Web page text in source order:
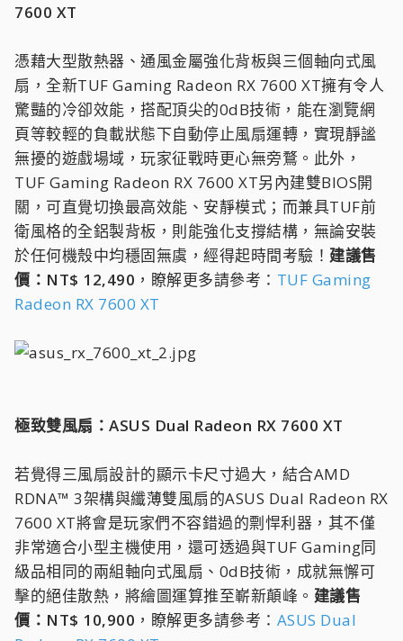
7600 XT
憑藉大型散熱器、通風金屬強化背板與三個軸向式風
扇，全新TUF Gaming Radeon RX 7600 XT擁有令人
驚豔的冷卻效能，搭配頂尖的0dB技術，能在瀏覽網
頁等較輕的負載狀態下自動停止風扇運轉，實現靜謐
無擾的遊戲場域，玩家征戰時更心無旁鶩。此外，
TUF Gaming Radeon RX 7600 XT另內建雙BIOS開
關，可直覺切換最高效能、安靜模式；而兼具TUF前
衛風格的全鋁製背板，則能強化支撐結構，無論安裝
於任何機殼中均穩固無虞，經得起時間考驗！ 建議售
價：NT$ 12,490 ，瞭解更多請參考： TUF Gaming
Radeon RX 7600 XT
極致雙風扇：ASUS Dual Radeon RX 7600 XT
若覺得三風扇設計的顯示卡尺寸過大，結合AMD
RDNA™ 3架構與纖薄雙風扇的ASUS Dual Radeon RX
7600 XT將會是玩家們不容錯過的剽悍利器，其不僅
非常適合小型主機使用，還可透過與TUF Gaming同
級品相同的兩組軸向式風扇、0dB技術，成就無懈可
擊的絕佳散熱，將繪圖運算推至嶄新顛峰。 建議售
價：NT$ 10,900 ，瞭解更多請參考： ASUS Dual